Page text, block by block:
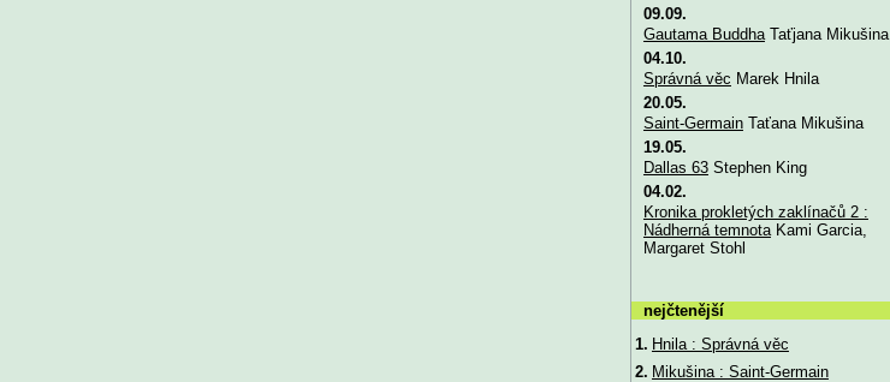
09.09.
Gautama BuddhaTaťjana Mikušina
04.10.
Správná věc Marek Hnila
20.05.
Saint-GermainTaťana Mikušina
19.05.
Dallas 63Stephen King
04.02.
Kronika prokletých zaklínačů 2 :
Nádherná temnotaKami Garcia,
Margaret Stohl
nejčtenější
1. Hnila : Správná věc
2. Mikušina : Saint-Germain